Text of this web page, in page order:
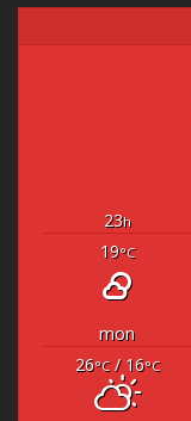
23h
19°C
mon
26°C/ 16°C